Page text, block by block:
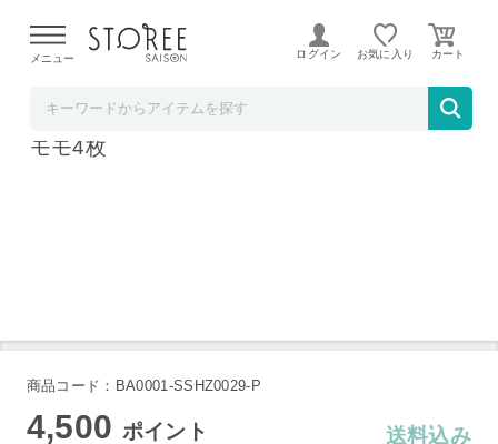
よる配送遅延が発生しております。
メニュー ログイン お気に入り
国産黒毛和牛ステーキセット サーロイン3枚
モモ4枚
商品コード：BA0001-SSHZ0029-P
4,500 ポイント 送料込み